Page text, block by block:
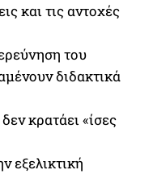
και τις αντοχές
του
διδακτικά
κρατάει «ίσες
εξελικτική